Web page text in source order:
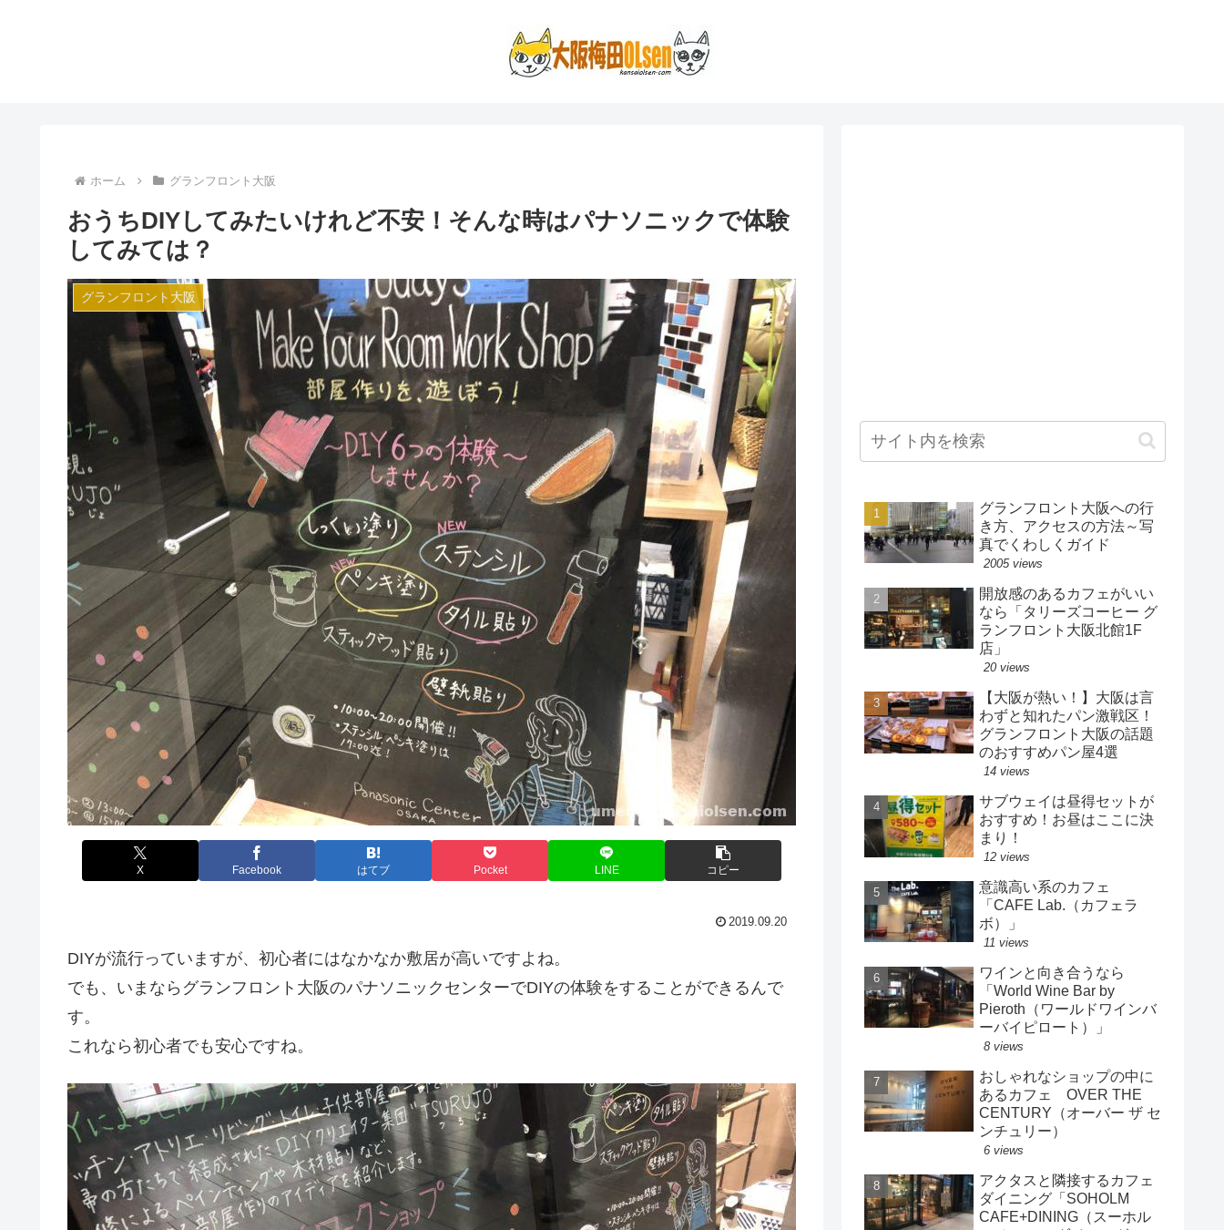
ホーム グランフロント大阪
おうちDIYしてみたいけれど不安！そんな時はパナソニックで体験
してみては？
グランフロント大阪
X Facebook はてブ Pocket LINE コピー
2019.09.20
DIYが流行っていますが、初心者にはなかなか敷居が高いですよね。
でも、いまならグランフロント大阪のパナソニックセンターでDIYの体験をすることができるんで
す。
これなら初心者でも安心ですね。
グランフロント大阪への行
き方、アクセスの方法～写
真でくわしくガイド
2005 views
開放感のあるカフェがいい
なら「タリーズコーヒー グ
ランフロント大阪北館1F
店」
20 views
【大阪が熱い！】大阪は言
わずと知れたパン激戦区！
グランフロント大阪の話題
のおすすめパン屋4選
14 views
サブウェイは昼得セットが
おすすめ！お昼はここに決
まり！
12 views
意識高い系のカフェ
「CAFE Lab.（カフェラ
ボ）」
11 views
ワインと向き合うなら
「World Wine Bar by
Pieroth（ワールドワインバ
ーバイピロート）」
8 views
おしゃれなショップの中に
あるカフェ OVER THE
CENTURY（オーバー ザ セ
ンチュリー）
6 views
アクタスと隣接するカフェ
ダイニング「SOHOLM
CAFE+DINING（スーホル